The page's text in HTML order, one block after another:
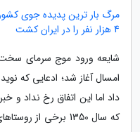
مرگ بار ترین پدیده جوی
4 هزار نفر را در ایران کشت
شایعه ورود موج سرمای
امسال آغاز شد؛ ادعایی که
داد اما این اتفاق رخ نداد و
که سال 1350 برخی